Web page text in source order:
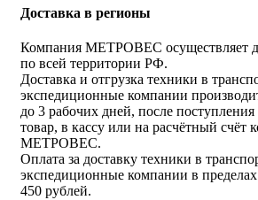
Доставка в регионы
Компания МЕТРОВЕС осуществляет
по всей территории РФ.
Доставка и отгрузка техники в
экспедиционные компании
до 3 рабочих дней, после
товар, в кассу или на расчётный счёт
МЕТРОВЕС.
Оплата за доставку техники в
экспедиционные компании в
450 рублей.